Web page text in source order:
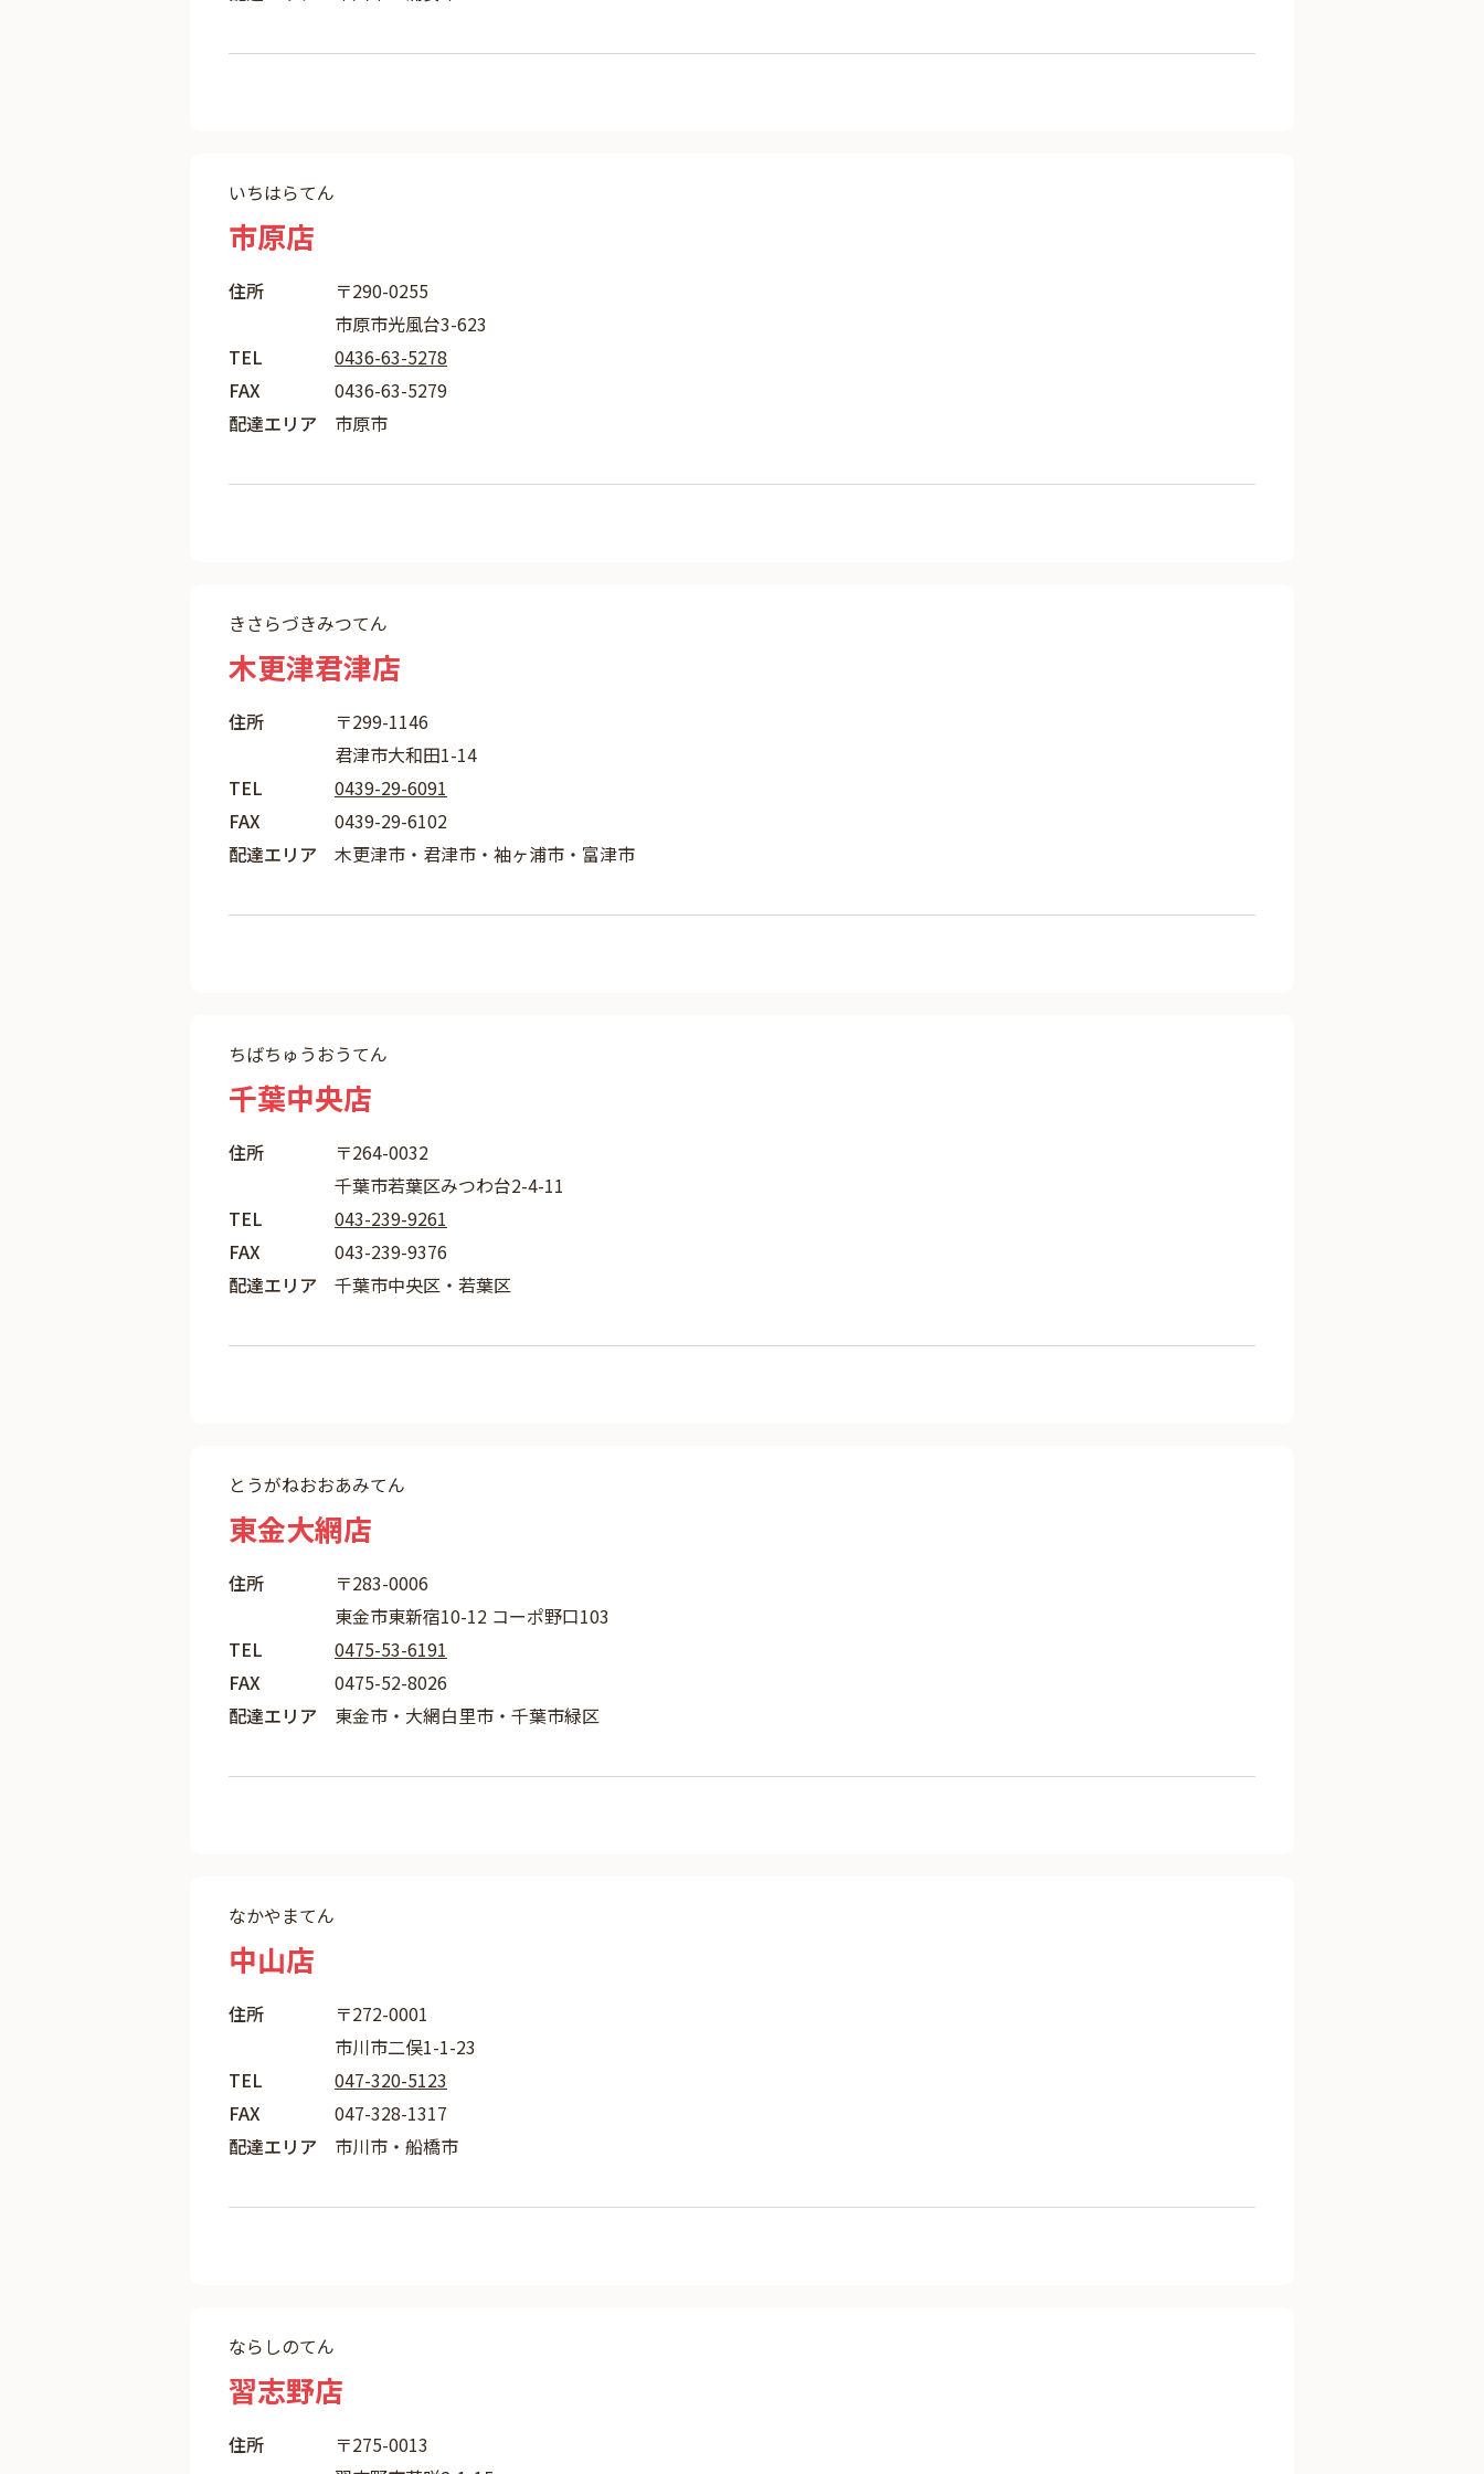
いちはらてん
市原店
住所
〒290-0255
市原市光風台3-623
TEL
0436-63-5278
FAX
0436-63-5279
配達エリア
市原市
きさらづきみつてん
木更津君津店
住所
〒299-1146
君津市大和田1-14
TEL
0439-29-6091
FAX
0439-29-6102
配達エリア
木更津市・君津市・袖ヶ浦市・富津市
ちばちゅうおうてん
千葉中央店
住所
〒264-0032
千葉市若葉区みつわ台2-4-11
TEL
043-239-9261
FAX
043-239-9376
配達エリア
千葉市中央区・若葉区
とうがねおおあみてん
東金大網店
住所
〒283-0006
東金市東新宿10-12 コーポ野口103
TEL
0475-53-6191
FAX
0475-52-8026
配達エリア
東金市・大網白里市・千葉市緑区
なかやまてん
中山店
住所
〒272-0001
市川市二俣1-1-23
TEL
047-320-5123
FAX
047-328-1317
配達エリア
市川市・船橋市
ならしのてん
習志野店
住所
〒275-0013